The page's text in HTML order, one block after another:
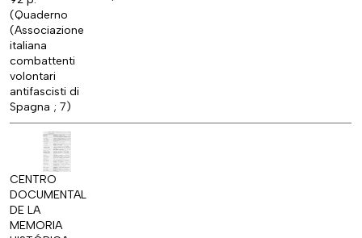
(Quaderno
(Associazione
italiana
combattenti
volontari
antifascisti di
Spagna ; 7)
CENTRO
DOCUMENTAL
DE LA
MEMORIA